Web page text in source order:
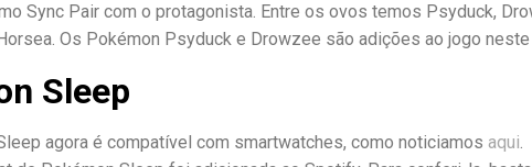
Sync Pair com o protagonista. Entre os ovos temos Psyduck,
Os Pokémon Psyduck e Drowzee são adições ao jogo
Sleep
agora é compatível com smartwatches, como noticiamosaqui.